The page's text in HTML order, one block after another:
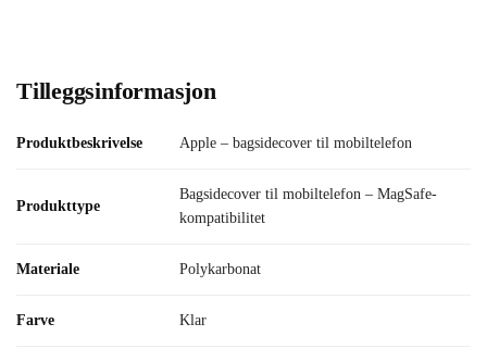
Tilleggsinformasjon
Produktbeskrivelse Apple – bagsidecover til mobiltelefon
Produkttype
Bagsidecover til mobiltelefon – MagSafe-
kompatibilitet
Materiale Polykarbonat
Farve Klar